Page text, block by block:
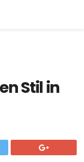
Stil in